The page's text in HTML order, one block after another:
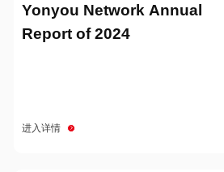
Yonyou Network Annual
Report of 2024
进入详情